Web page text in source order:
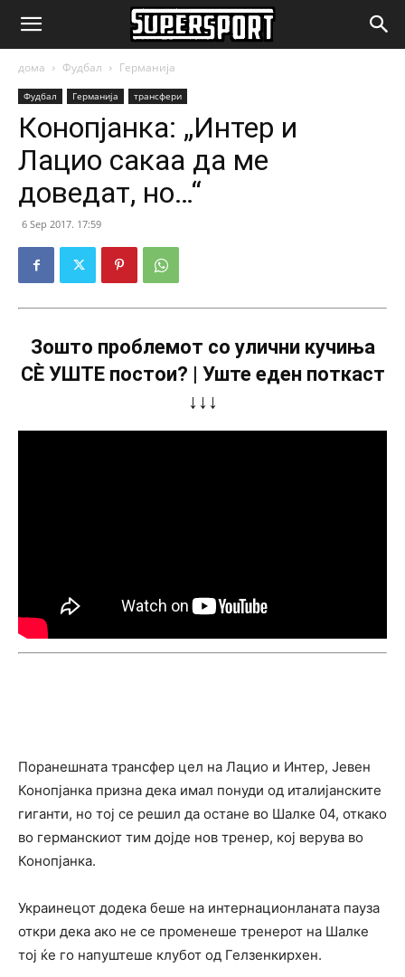
SuperSport.mk
дома Фудбал Германија
Фудбал Германија трансфери
Конопјанка: „Интер и
Лацио сакаа да ме
доведат, но…“
6 Sep 2017. 17:59
Зошто проблемот со улични кучиња
СÈ УШТЕ постои? | Уште еден поткаст
↓↓↓
Поранешната трансфер цел на Лацио и Интер, Јевен
Конопјанка призна дека имал понуди од италијанските
гиганти, но тој се решил да остане во Шалке 04, откако
во германскиот тим дојде нов тренер, кој верува во
Конопјанка.
Украинецот додека беше на интернационланата пауза
откри дека ако не се променеше тренерот на Шалке
тој ќе го напуштеше клубот од Гелзенкирхен.